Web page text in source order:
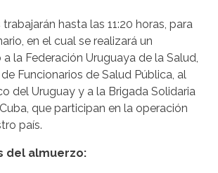
hasta las 11:20 horas, para
en el cual se realizará un
la Federación Uruguaya de la Salud,
Funcionarios de Salud Pública, al
del Uruguay y a la Brigada Solidaria
que participan en la operación
país.
del almuerzo: